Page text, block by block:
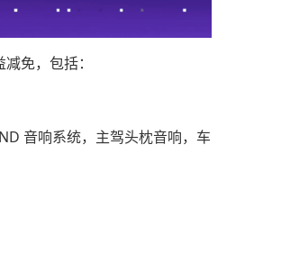
免，包括：
音响系统，主驾头枕音响，车